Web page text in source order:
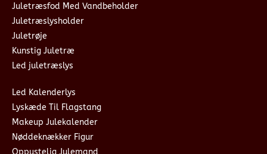
Juletræsfod Med Vandbeholder
Juletræslysholder
Juletrøje
Kunstig Juletræ
Led juletræslys
Led Kalenderlys
Lyskæde Til Flagstang
Makeup Julekalender
Nøddeknækker Figur
Oppustelig Julemand